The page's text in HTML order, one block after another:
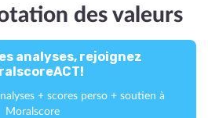
des valeurs
analyses, rejoignez
+ scores perso + soutien à
Moralscore